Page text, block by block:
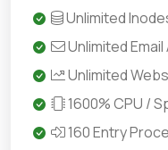
Unlimited
Unlimited
Unlimited
1600% CPU /
160 Entry